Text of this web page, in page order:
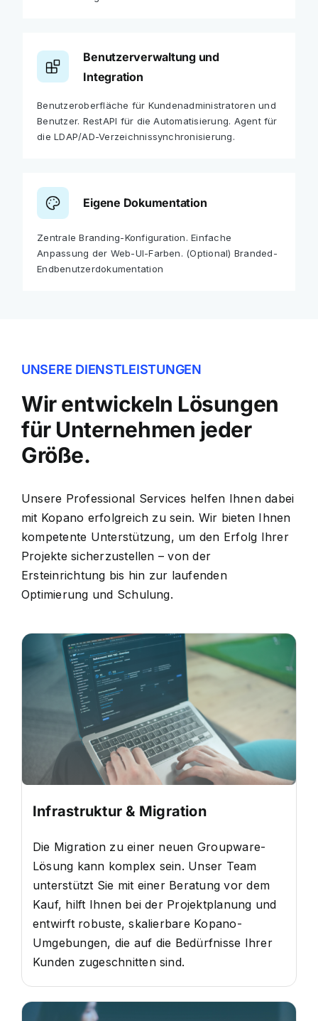
Benutzerverwaltung und
Integration
Benutzeroberfläche für Kundenadministratoren und
Benutzer. RestAPI für die Automatisierung. Agent für
die LDAP/AD-Verzeichnissynchronisierung.
Eigene Dokumentation
Zentrale Branding-Konfiguration. Einfache
Anpassung der Web-UI-Farben. (Optional) Branded-
Endbenutzerdokumentation
UNSERE DIENSTLEISTUNGEN
Wir entwickeln Lösungen
für Unternehmen jeder
Größe.
Unsere Professional Services helfen Ihnen dabei
mit Kopano erfolgreich zu sein. Wir bieten Ihnen
kompetente Unterstützung, um den Erfolg Ihrer
Projekte sicherzustellen – von der
Ersteinrichtung bis hin zur laufenden
Optimierung und Schulung.
Infrastruktur & Migration
Die Migration zu einer neuen Groupware-
Lösung kann komplex sein. Unser Team
unterstützt Sie mit einer Beratung vor dem
Kauf, hilft Ihnen bei der Projektplanung und
entwirft robuste, skalierbare Kopano-
Umgebungen, die auf die Bedürfnisse Ihrer
Kunden zugeschnitten sind.